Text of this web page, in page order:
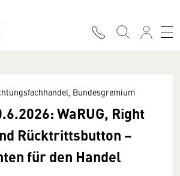
Bundesgremium
WaRUG, Right
Rücktrittsbutton −
für den Handel